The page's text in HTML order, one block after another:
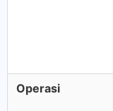
Operasi